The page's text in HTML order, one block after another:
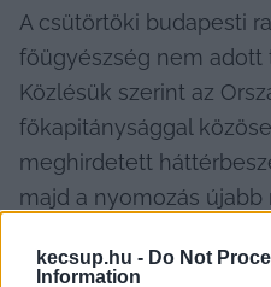
kecsup.hu - Do Not
Information
A csütörtöki budapesti
főügyészség nem adott
Közlésük szerint az
főkapitánysággal
meghirdetett
majd a nyomozás újabb